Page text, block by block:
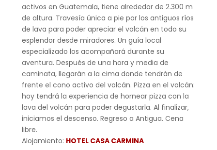
activos en Guatemala, tiene alrededor de 2.300 m
de altura. Travesía única a pie por los antiguos ríos
de lava para poder apreciar el volcán en todo su
esplendor desde miradores. Un guía local
especializado los acompañará durante su
aventura. Después de una hora y media de
caminata, llegarán a la cima donde tendrán de
frente el cono activo del volcán. Pizza en el volcán:
hoy tendrá la experiencia de hornear pizza con la
lava del volcán para poder degustarla. Al finalizar,
iniciamos el descenso. Regreso a Antigua. Cena
libre.
Alojamiento: HOTEL CASA CARMINA